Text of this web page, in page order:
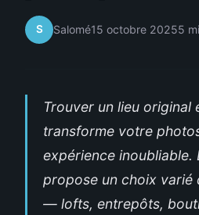
S Salomé15 octobre 20255
Trouver un lieu original
transforme votre
expérience inoubliable.
propose un choix varié
— lofts, entrepôts,